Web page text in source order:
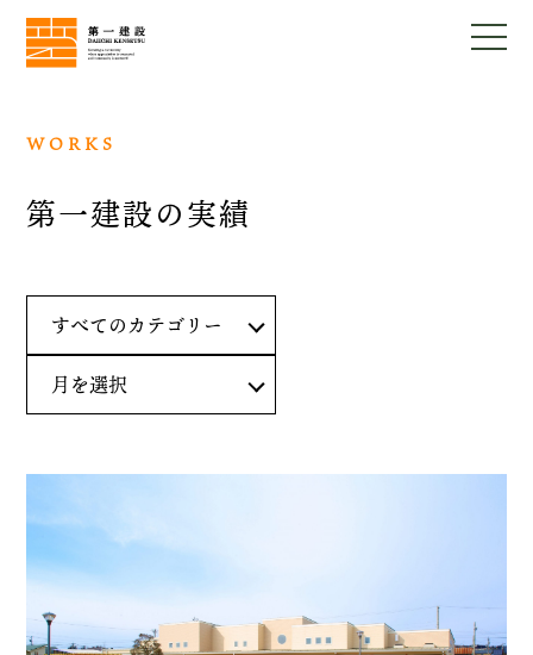
WORKS
第一建設の実績